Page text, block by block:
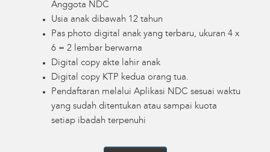
Anggota NDC
Usia anak dibawah 12 tahun
Pas photo digital anak yang terbaru, ukuran 4 x
6 = 2 lembar berwarna
Digital copy akte lahir anak
Digital copy KTP kedua orang tua.
Pendaftaran melalui Aplikasi NDC sesuai waktu
yang sudah ditentukan atau sampai kuota
setiap ibadah terpenuhi